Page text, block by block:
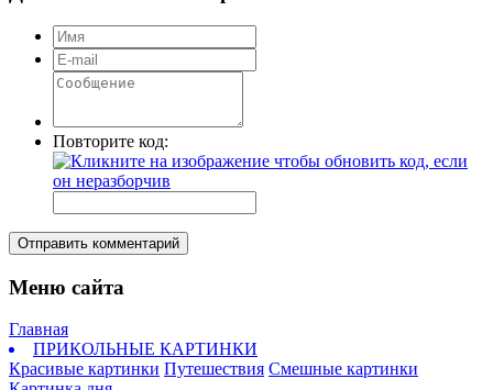
Повторите код:
Отправить комментарий
Меню сайта
Главная
ПРИКОЛЬНЫЕ КАРТИНКИ
Красивые картинки Путешествия Смешные картинки